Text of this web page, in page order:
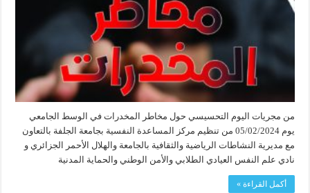
من مجريات اليوم التحسيسي حول مخاطر المخدرات في الوسط الجامعي
يوم 05/02/2024 من تنظيم مركز المساعدة النفسية بجامعة الجلفة بالتعاون
مع مديرية النشاطات الرياضية والثقافية بالجامعة والهلال الأحمر الجزائري و
نادي علم النفس العيادي الطلابي والأمن الوطني والحماية المدنية
أكمل القراءة »